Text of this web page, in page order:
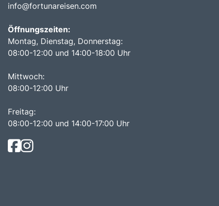
info@fortunareisen.com
Öffnungszeiten:
Montag, Dienstag, Donnerstag:
08:00-12:00 und 14:00-18:00 Uhr
Mittwoch:
08:00-12:00 Uhr
Freitag:
08:00-12:00 und 14:00-17:00 Uhr